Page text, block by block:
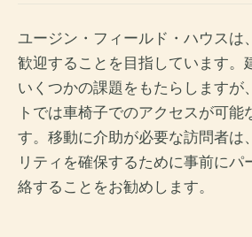
ユージン・フィールド・ハウスは
歓迎することを目指しています。
いくつかの課題をもたらしますが
トでは車椅子でのアクセスが可能
す。移動に介助が必要な訪問者は
リティを確保するために事前にパ
絡することをお勧めします。